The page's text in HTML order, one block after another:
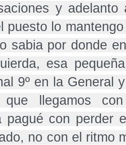
y
puesto lo
sabia por donde
esa
9º en la General
que llegamos
pagué con perder
no con el ritmo